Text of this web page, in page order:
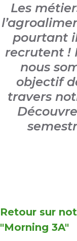
Les
pourtant
recrutent !
nous
objectif
travers
Retour sur
"Morning 3A"